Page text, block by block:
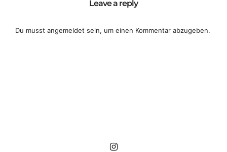
Leave a reply
Du musst angemeldet sein, um einen Kommentar abzugeben.